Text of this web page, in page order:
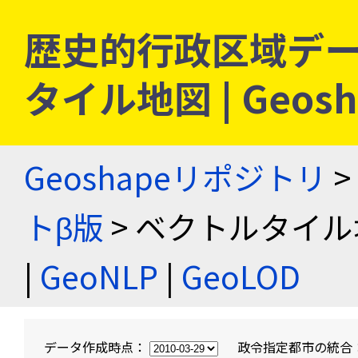
歴史的行政区域デ
タイル地図 |
Geoshapeリポジトリ >
トβ版 > ベクトルタイ
| GeoNLP | GeoLOD
データ作成時点： 政令指定都市の統